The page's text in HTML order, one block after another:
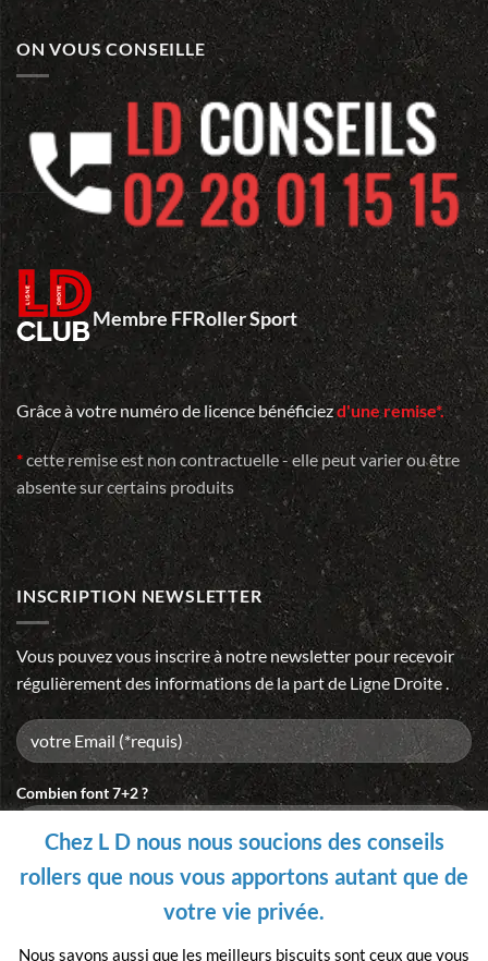
Mans…
Louis
FICHAUX
aurait
eu
100
ans…
ON VOUS CONSEILLE
Membre FFRoller Sport
Grâce à votre numéro de licence bénéficiezd'une remise*.
*cette remise est non contractuelle - elle peut varier ou être
absente sur certains produits
INSCRIPTION NEWSLETTER
Vous pouvez vous inscrire à notre newsletter pour recevoir
régulièrement des informations de la part de Ligne Droite .
Combien font 7+2 ?
Please
Chez L D nous nous soucions des conseils
rollers que nous vous apportons autant que de
votre vie privée.
Nous savons aussi que les meilleurs biscuits sont ceux que vous